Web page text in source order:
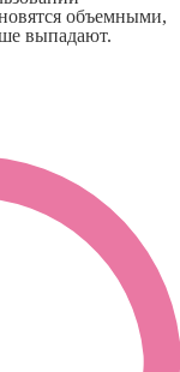
объемными,
выпадают.